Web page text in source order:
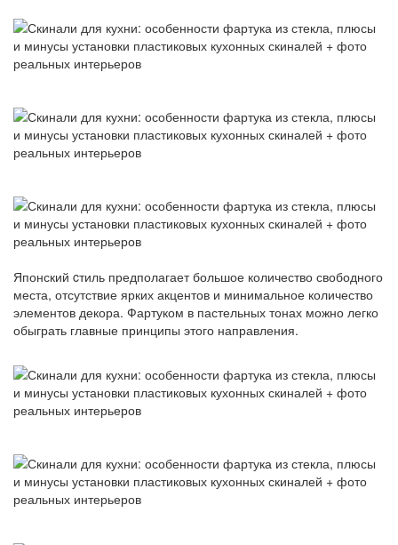
Японский cтиль предполагает большое количество свободного
места, отсутствие ярких акцентов и минимальное количество
элементов декора. Фартуком в пастельных тонах можно легко
обыграть главные принципы этого направления.